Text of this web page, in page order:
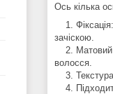
Ось кілька
1.
зачіскою.
2. Матовий
волосся.
3.
4.